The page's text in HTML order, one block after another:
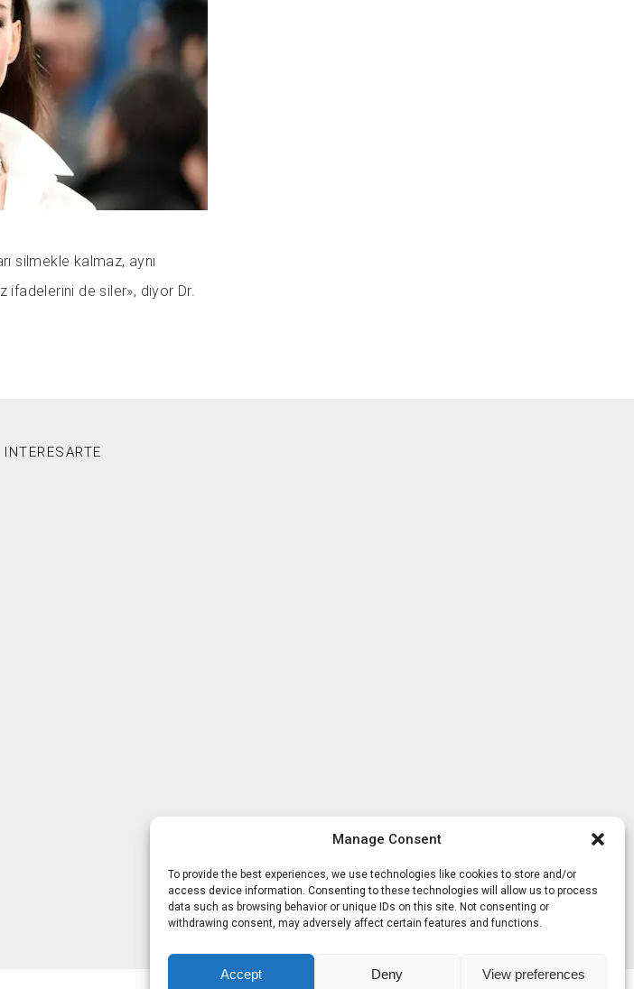
Manage Consent
To provide the best experiences, we use technologies like cookies to store and/or
access device information. Consenting to these technologies will allow us to process
data such as browsing behavior or unique IDs on this site. Not consenting or
withdrawing consent, may adversely affect certain features and functions.
Accept Deny View preferences
silmekle kalmaz, aynı
ifadelerini de siler», diyor Dr.
INTERESARTE